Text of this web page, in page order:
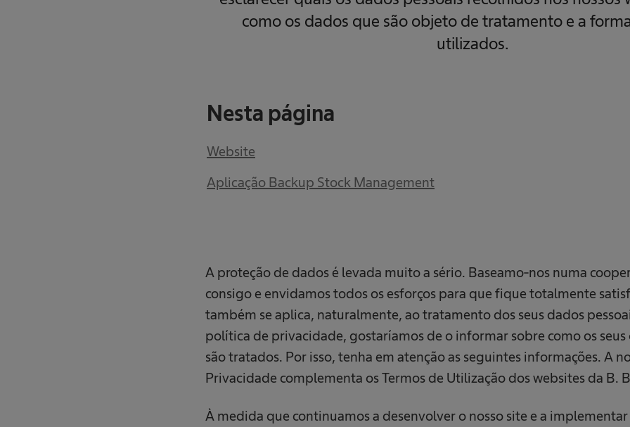
como os dados que são objeto de tratamento e a
utilizados.
Nesta página
Website
Aplicação Backup Stock Management
A proteção de dados é levada muito a sério. Baseamo-nos numa
consigo e envidamos todos os esforços para que fique totalmente
também se aplica, naturalmente, ao tratamento dos seus dados
política de privacidade, gostaríamos de o informar sobre como os seus
são tratados. Por isso, tenha em atenção as seguintes informações. A
Privacidade complementa os Termos de Utilização dos websites da B.
À medida que continuamos a desenvolver o nosso site e a